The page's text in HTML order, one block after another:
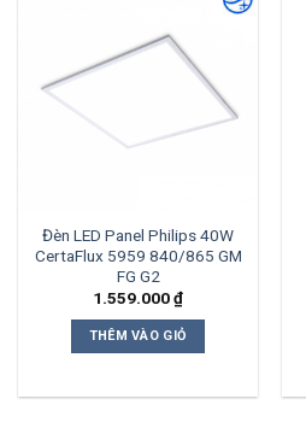
Đèn LED Panel Philips 40W
CertaFlux 5959 840/865 GM
FG G2
1.559.000₫
THÊM VÀO GIỎ